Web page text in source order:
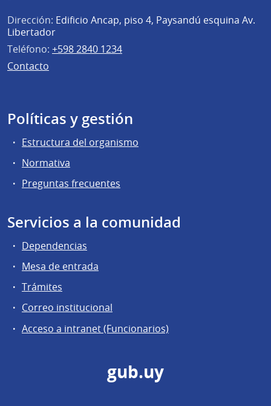
Dirección: Edificio Ancap, piso 4, Paysandú esquina Av.
Libertador
Teléfono: +598 2840 1234
Contacto
Políticas y gestión
Estructura del organismo
Normativa
Preguntas frecuentes
Servicios a la comunidad
Dependencias
Mesa de entrada
Trámites
Correo institucional
Acceso a intranet (Funcionarios)
gub.uy